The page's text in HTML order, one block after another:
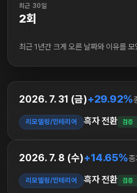
최근 30일
2회
최근 1년간 크게 오른 날짜와 이유를 모
2026. 7. 31 (금)+29.92%
리모델링/인테리어 흑자 전환 검증
2026. 7. 8 (수)+14.65%
리모델링/인테리어 흑자 전환 검증